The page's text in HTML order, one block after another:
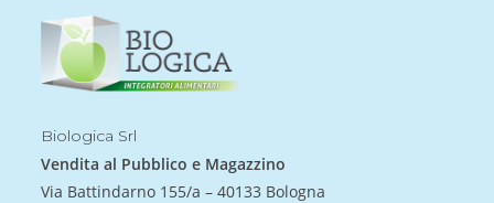
Biologica Srl
Vendita al Pubblico e Magazzino
Via Battindarno 155/a – 40133 Bologna